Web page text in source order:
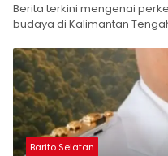
Berita terkini mengenai
budaya di Kalimantan
Barito Selatan